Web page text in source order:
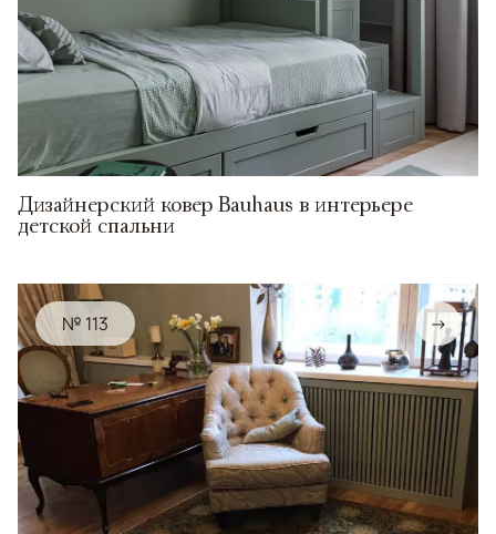
Дизайнерский ковер Bauhaus в интерьере
детской спальни
№ 113 →